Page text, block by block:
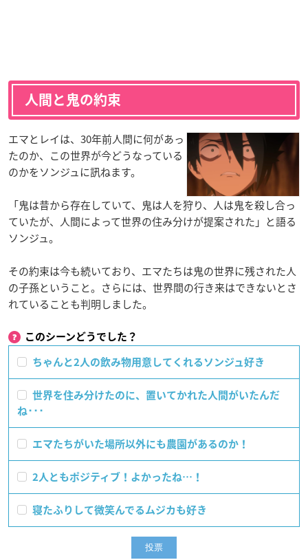
人間と鬼の約束
エマとレイは、30年前人間に何があっ
たのか、この世界が今どうなっている
のかをソンジュに訊ねます。
「鬼は昔から存在していて、鬼は人を狩り、人は鬼を殺し合っ
ていたが、人間によって世界の住み分けが提案された」と語る
ソンジュ。
その約束は今も続いており、エマたちは鬼の世界に残された人
の子孫ということ。さらには、世界間の行き来はできないとさ
れていることも判明しました。
このシーンどうでした？
ちゃんと2人の飲み物用意してくれるソンジュ好き
世界を住み分けたのに、置いてかれた人間がいたんだ
ね･･･
エマたちがいた場所以外にも農園があるのか！
2人ともポジティブ！よかったね…！
寝たふりして微笑んでるムジカも好き